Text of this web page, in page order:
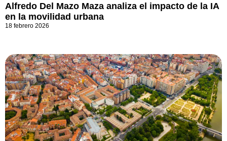
Alfredo Del Mazo Maza analiza el impacto de la IA
en la movilidad urbana
18 febrero 2026